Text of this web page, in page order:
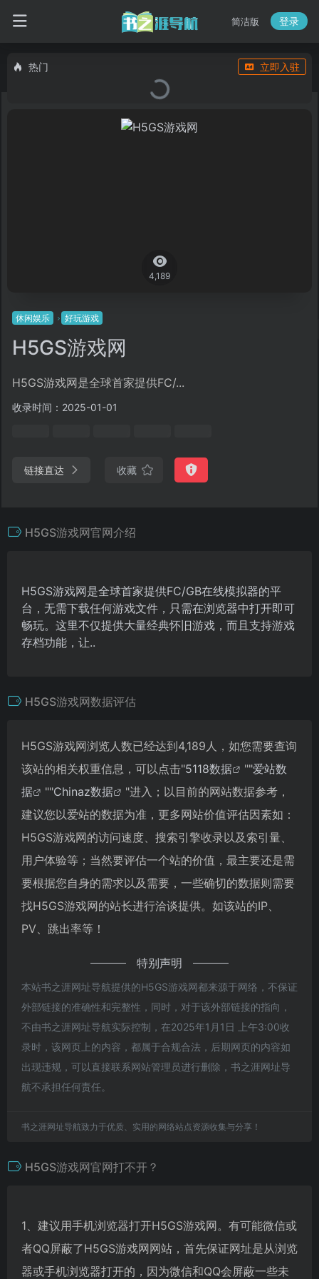
简洁版 登录
热门 立即入驻
4,189
休闲娱乐 好玩游戏
H5GS游戏网
H5GS游戏网是全球首家提供FC/...
收录时间：2025-01-01
链接直达 收藏
H5GS游戏网官网介绍
H5GS游戏网是全球首家提供FC/GB在线模拟器的平
台，无需下载任何游戏文件，只需在浏览器中打开即可
畅玩。这里不仅提供大量经典怀旧游戏，而且支持游戏
存档功能，让..
H5GS游戏网数据评估
H5GS游戏网浏览人数已经达到4,189人，如您需要查询
该站的相关权重信息，可以点击"5118数据 ""爱站数
据
""Chinaz数据
"进入；以目前的网站数据参考，
建议您以爱站的数据为准，更多网站价值评估因素如：
H5GS游戏网的访问速度、搜索引擎收录以及索引量、
用户体验等；当然要评估一个站的价值，最主要还是需
要根据您自身的需求以及需要，一些确切的数据则需要
找H5GS游戏网的站长进行洽谈提供。如该站的IP、
PV、跳出率等！
特别声明
本站书之涯网址导航提供的H5GS游戏网都来源于网络，不保证
外部链接的准确性和完整性，同时，对于该外部链接的指向，
不由书之涯网址导航实际控制，在2025年1月1日 上午3:00收
录时，该网页上的内容，都属于合规合法，后期网页的内容如
出现违规，可以直接联系网站管理员进行删除，书之涯网址导
航不承担任何责任。
书之涯网址导航致力于优质、实用的网络站点资源收集与分享！
H5GS游戏网官网打不开？
1、建议用手机浏览器打开H5GS游戏网。有可能微信或
者QQ屏蔽了H5GS游戏网网站，首先保证网址是从浏览
器或手机浏览器打开的，因为微信和QQ会屏蔽一些未